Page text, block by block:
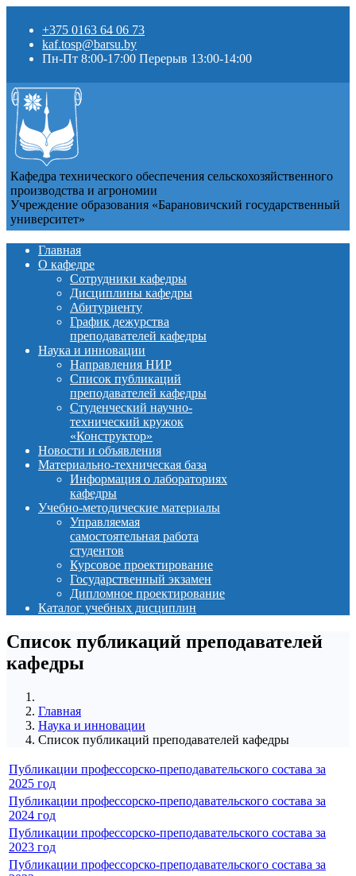
+375 0163 64 06 73
kaf.tosp@barsu.by
Пн-Пт 8:00-17:00 Перерыв 13:00-14:00
Кафедра технического обеспечения сельскохозяйственного
производства и агрономии
Учреждение образования «Барановичский государственный
университет»
Главная
О кафедре
Сотрудники кафедры
Дисциплины кафедры
Абитуриенту
График дежурства
преподавателей кафедры
Наука и инновации
Направления НИР
Список публикаций
преподавателей кафедры
Студенческий научно-
технический кружок
«Конструктор»
Новости и объявления
Материально-техническая база
Информация о лабораториях
кафедры
Учебно-методические материалы
Управляемая
самостоятельная работа
студентов
Курсовое проектирование
Государственный экзамен
Дипломное проектирование
Каталог учебных дисциплин
Список публикаций преподавателей
кафедры
Главная
Наука и инновации
Список публикаций преподавателей кафедры
Публикации профессорско-преподавательского состава за
2025 год
Публикации профессорско-преподавательского состава за
2024 год
Публикации профессорско-преподавательского состава за
2023 год
Публикации профессорско-преподавательского состава за